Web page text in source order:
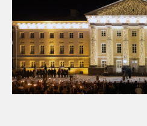
Tartumaa
„Juure
Kulno
Kungla
Est Eng